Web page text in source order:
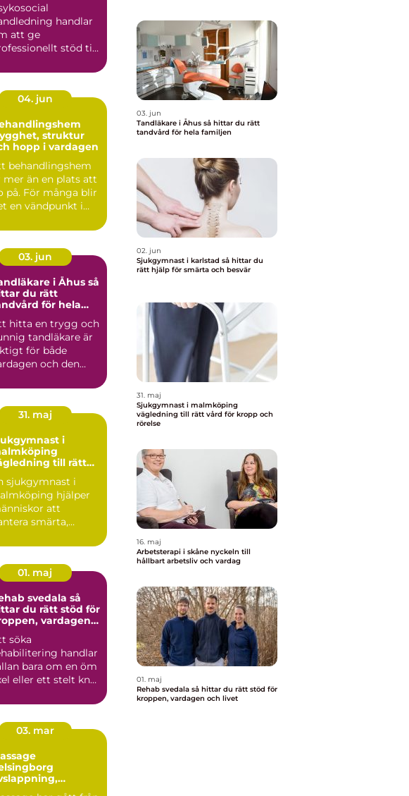
handlar
att ge
stöd till
andra m...
04. jun
struktur
hopp i vardagen
behandlingshem
mer än en plats att
på. För många blir
en vändpunkt i
03. jun
i Åhus så
du rätt
för hela
hitta en trygg och
tandläkare är
för både
och den
31. maj
i
till rätt
sjukgymnast i
hjälper
att
smärta,
och kla...
01. maj
svedala så
du rätt stöd för
vardagen
söka
handlar
bara om en öm
eller ett stelt knä.
03. mar
03. jun
Tandläkare i Åhus så hittar du rätt
tandvård för hela familjen
02. jun
Sjukgymnast i karlstad så hittar du
rätt hjälp för smärta och besvär
31. maj
Sjukgymnast i malmköping
vägledning till rätt vård för kropp och
rörelse
16. maj
Arbetsterapi i skåne nyckeln till
hållbart arbetsliv och vardag
01. maj
Rehab svedala så hittar du rätt stöd för
kroppen, vardagen och livet